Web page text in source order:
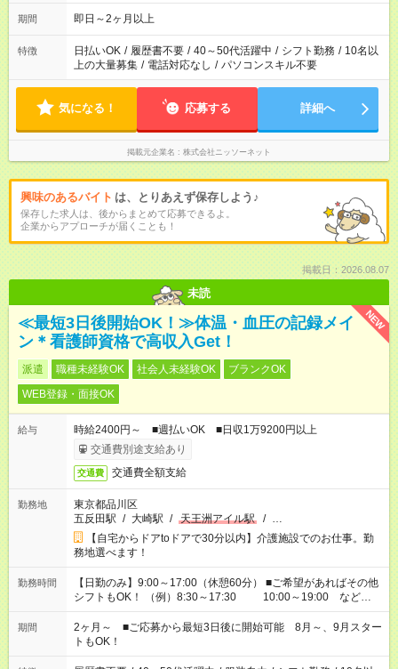
期間 即日～2ヶ月以上
特徴 日払いOK / 履歴書不要 / 40～50代活躍中 / シフト勤務 / 10名以
上の大量募集 / 電話対応なし / パソコンスキル不要
気になる！ 応募する 詳細へ
掲載元企業名 株式会社ニッソーネット
興味のあるバイト は、とりあえず保存しよう♪
保存した求人は、後からまとめて応募できるよ。
企業からアプローチが届くことも！
掲載日：2026.08.07
未読
NEW
≪最短3日後開始OK！≫体温・血圧の記録メイ
ン＊看護師資格で高収入Get！
派遣 職種未経験OK 社会人未経験OK
ブランクOK
WEB登録・面接OK
給与
時給2400円～ ■週払いOK ■日収1万9200円以上
交通費別途支給あり
交通費 交通費全額支給
勤務地
東京都品川区
五反田駅 / 大崎駅 / 天王洲アイル駅 / …
【自宅からドアtoドアで30分以内】介護施設でのお仕事。勤
務地選べます！
勤務時間
【日勤のみ】9:00～17:00（休憩60分） ■ご希望があればその他
シフトもOK！ （例）8:30～17:30 10:00～19:00 など
「家族とお休みを合わせたい」 「できれば残業はしたくない」
など、あなたのご希望に沿ったお仕事をご紹介します！ ※Wワ
ーク希望の方へ 今ご覧のお仕事で希望する勤務時間と、もう1つ
のお仕事の勤務時間。 合計で週40時間を超える場合は応募でき
期間
2ヶ月～ ■ご応募から最短3日後に開始可能 8月～、9月スター
トもOK！